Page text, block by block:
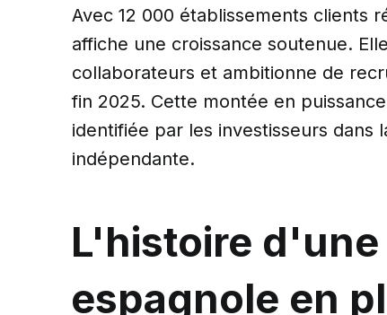
Avec 12 000 établissements clients
affiche une croissance soutenue.
collaborateurs et ambitionne de
fin 2025. Cette montée en
identifiée par les investisseurs
indépendante.
L'histoire
espagnole en